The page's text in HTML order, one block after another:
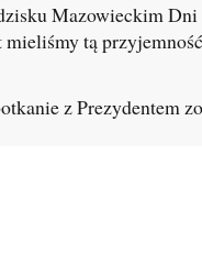
Mazowieckim
tą
z Prezydentem